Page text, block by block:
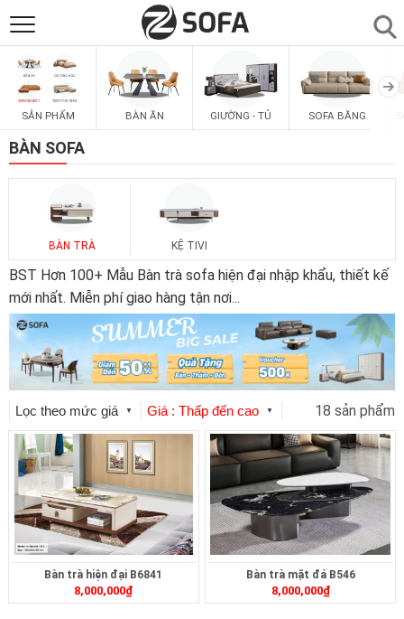
SẢN PHẨM
SOFAS
PHÒNG ĂN
PHÒNG NGỦ
PHÒNG KHÁCH
LIÊN HỆ
SẢN PHẨM BÀN ĂN GIƯỜNG - TỦ SOFA BĂNG
BÀN SOFA
BÀN TRÀ KỆ TIVI
BST Hơn 100+ Mẫu Bàn trà sofa hiện đại nhập khẩu, thiết kế
mới nhất. Miễn phí giao hàng tận nơi...
Lọc theo mức giá ▼ Giá : Thấp đến cao ▼ 18 sản phẩm
Bàn trà hiện đại B6841
8,000,000₫
Bàn trà mặt đá B546
8,000,000₫